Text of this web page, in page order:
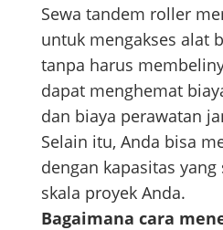
Sewa tandem roller
untuk mengakses alat
tanpa harus
dapat menghemat
dan biaya perawatan
Selain itu, Anda bisa
dengan kapasitas yang
skala proyek Anda.
Bagaimana cara